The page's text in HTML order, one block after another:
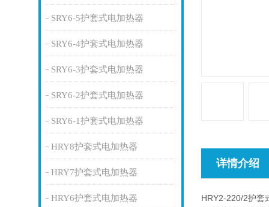
SRY6-5护套式电加热器
SRY6-4护套式电加热器
SRY6-3护套式电加热器
SRY6-2护套式电加热器
SRY6-1护套式电加热器
HRY8护套式电加热器
HRY7护套式电加热器
HRY6护套式电加热器
详情介绍
HRY2-220/2护套